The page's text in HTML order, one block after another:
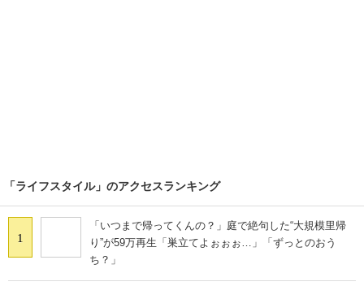
「ライフスタイル」のアクセスランキング
1
「いつまで帰ってくんの？」庭で絶句した“大規模里帰
り”が59万再生「巣立てよぉぉぉ…」「ずっとのおう
ち？」